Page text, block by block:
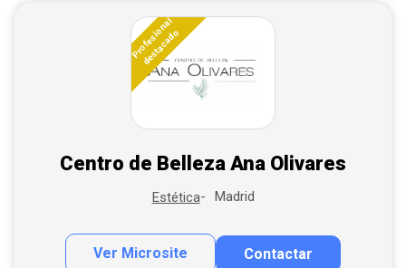
Profesional
destacado
Centro de Belleza Ana Olivares
Estética Madrid
Ver Microsite Contactar
Contactar por correo